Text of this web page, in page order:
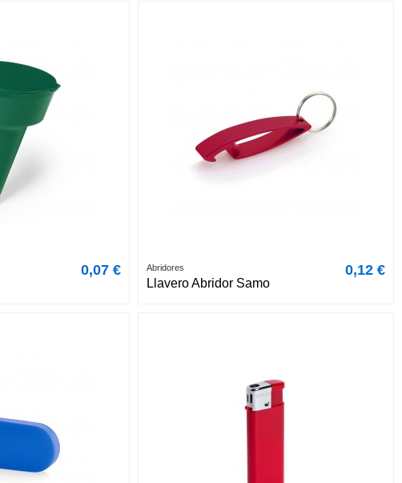
0,07 € Abridores
Llavero Abridor Samo
0,12 €